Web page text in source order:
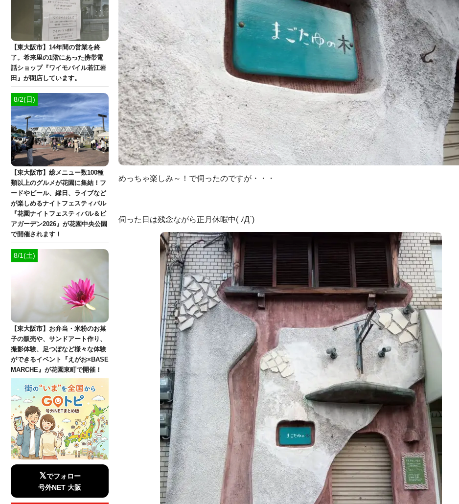
めっちゃ楽しみ～！で伺ったのですが・・・
伺った日は残念ながら正月休暇中( ﾉД`)
【東大阪市】14年間の営業を終
了。希来里の1階にあった携帯電
話ショップ『ワイモバイル若江岩
田』が閉店しています。
8/2(日)
【東大阪市】総メニュー数100種
類以上のグルメが花園に集結！フ
ードやビール、縁日、ライブなど
が楽しめるナイトフェスティバル
『花園ナイトフェスティバル＆ビ
アガーデン2026』が花園中央公園
で開催されます！
8/1(土)
【東大阪市】お弁当・米粉のお菓
子の販売や、サンドアート作り、
撮影体験、足つぼなど様々な体験
ができるイベント『えがお×BASE
MARCHE』が花園東町で開催！
𝕏でフォロー
号外NET 大阪